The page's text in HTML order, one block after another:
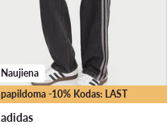
papildoma -10% Kodas: LAST
Naujiena
adidas